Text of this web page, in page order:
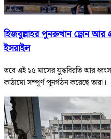
হিজবুল্লাহর পুনরুত্থানড্রোন আর
ইসরাইল
তবে এই ১৫ মাসের যুদ্ধবিরতি আর
কাঠামো সম্পূর্ণ পুনর্গঠন করেছে তারা।